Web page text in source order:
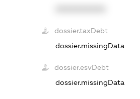
dossier.taxDebt
dossier.missingData
dossier.esvDebt
dossier.missingData